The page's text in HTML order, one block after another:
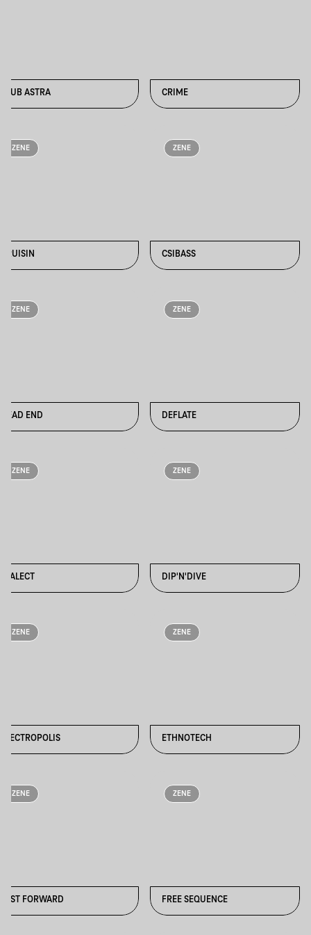
CLUB ASTRA CRIME
ZENE
CRUISIN
ZENE
CSIBASS
ZENE
DEAD END
ZENE
DEFLATE
ZENE
DIALECT
ZENE
DIP'N'DIVE
ZENE
ELECTROPOLIS
ZENE
ETHNOTECH
ZENE
FAST FORWARD
ZENE
FREE SEQUENCE